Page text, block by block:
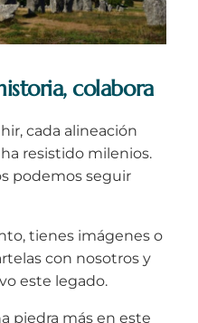
colabora
cada alineación
resistido milenios.
podemos seguir
tienes imágenes o
con nosotros y
este legado.
piedra más en este